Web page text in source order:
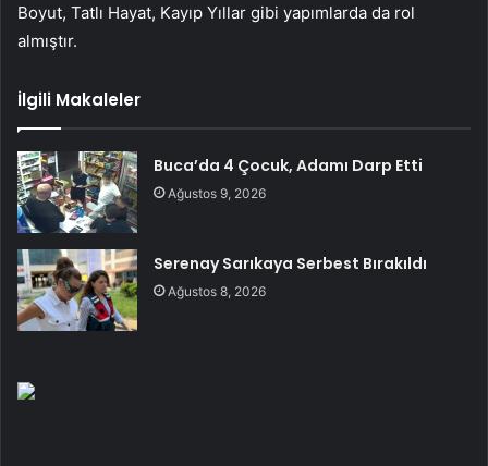
Boyut, Tatlı Hayat, Kayıp Yıllar gibi yapımlarda da rol
almıştır.
İlgili Makaleler
Buca’da 4 Çocuk, Adamı Darp Etti
Ağustos 9, 2026
Serenay Sarıkaya Serbest Bırakıldı
Ağustos 8, 2026